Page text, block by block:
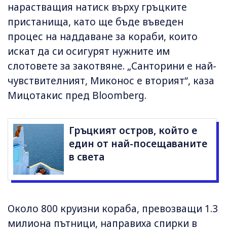
нарастващия натиск върху гръцките
пристанища, като ще бъде въведен
процес на наддаване за кораби, които
искат да си осигурят нужните им
слотовете за закотвяне. „Санторини е най-
чувствителният, Миконос е вторият“, каза
Мицотакис пред Bloomberg.
Гръцкият остров, който е
един от най-посещаваните
в света
Около 800 круизни кораба, превозващи 1.3
милиона пътници, направиха спирки в